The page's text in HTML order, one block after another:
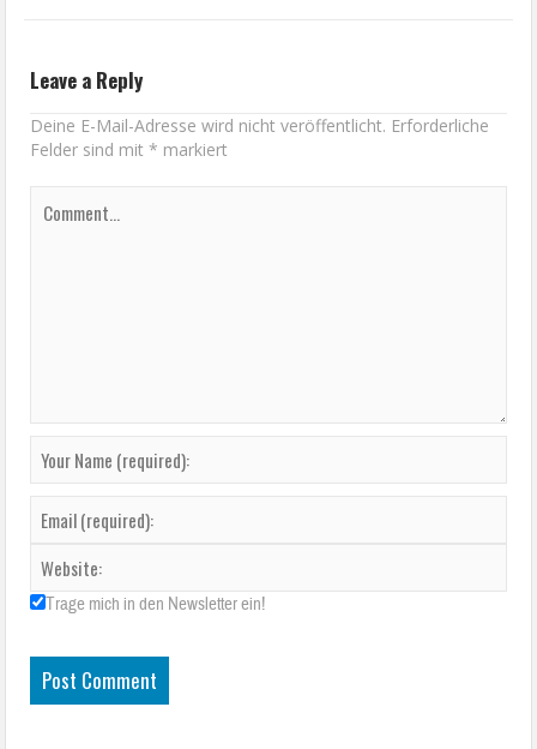
Leave a Reply
Deine E-Mail-Adresse wird nicht veröffentlicht. Erforderliche
Felder sind mit* markiert
Trage mich in den Newsletter ein!